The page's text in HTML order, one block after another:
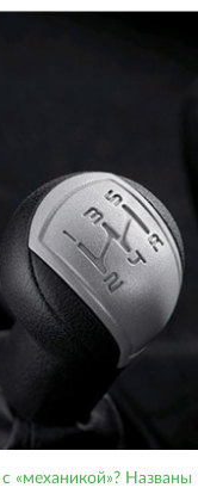
«механикой»? Названы